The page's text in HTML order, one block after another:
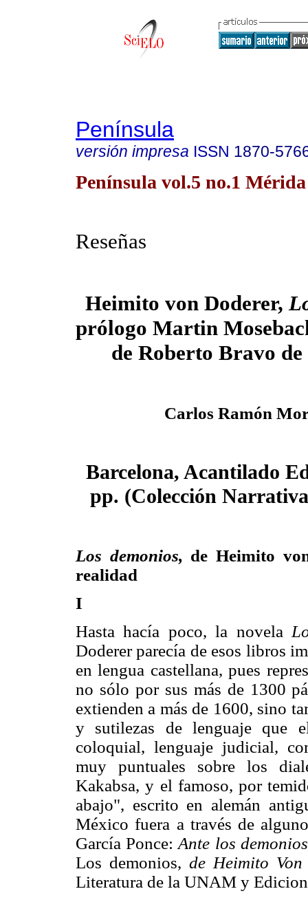
Península
versión impresa ISSN 1870-
Península vol.5 no.1 Mérida
Reseñas
Heimito von Doderer,
prólogo Martin
de Roberto Bravo
Carlos Ramón
Barcelona, Acantilado
pp. (Colección
Los demonios, de Heimito
realidad
I
Hasta hacía poco, la novela
Doderer parecía de esos libros
en lengua castellana, pues
no sólo por sus más de 1300
extienden a más de 1600, sino
y sutilezas de lenguaje que
coloquial, lenguaje judicial,
muy puntuales sobre los
Kakabsa, y el famoso, por
abajo", escrito en alemán
México fuera a través de
García Ponce:Ante los
Los demonios, de Heimito Von
Literatura de la UNAM y